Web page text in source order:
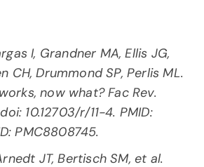
I, Grandner MA, Ellis JG,
CH, Drummond SP, Perlis ML.
now what? Fac Rev.
10.12703/r/11-4. PMID:
PMC8808745.
JT, Bertisch SM, et al.